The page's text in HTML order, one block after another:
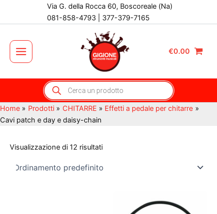
Via G. della Rocca 60, Boscoreale (Na)
081-858-4793 | 377-379-7165
Main
Menu
€0.00
Products
search
Home Prodotti CHITARRE
Effetti a pedale per chitarre
Cavi patch e day e daisy-chain
Visualizzazione di 12 risultati